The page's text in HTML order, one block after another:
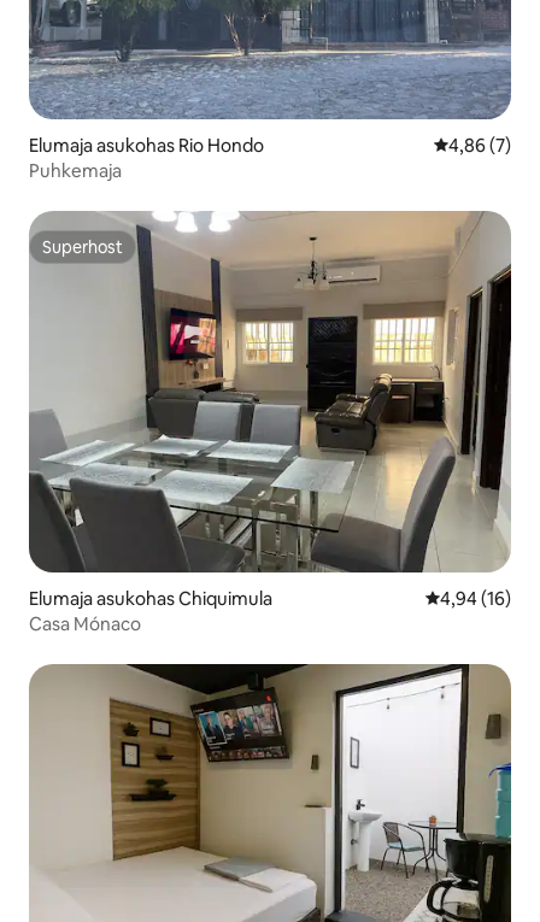
Elumaja asukohas Rio Hondo Keskmine
4,86 (7)
Puhkemaja
Superhost
Superhost
Elumaja asukohas Chiquimula Keskmine
4,94 (16)
Casa Mónaco